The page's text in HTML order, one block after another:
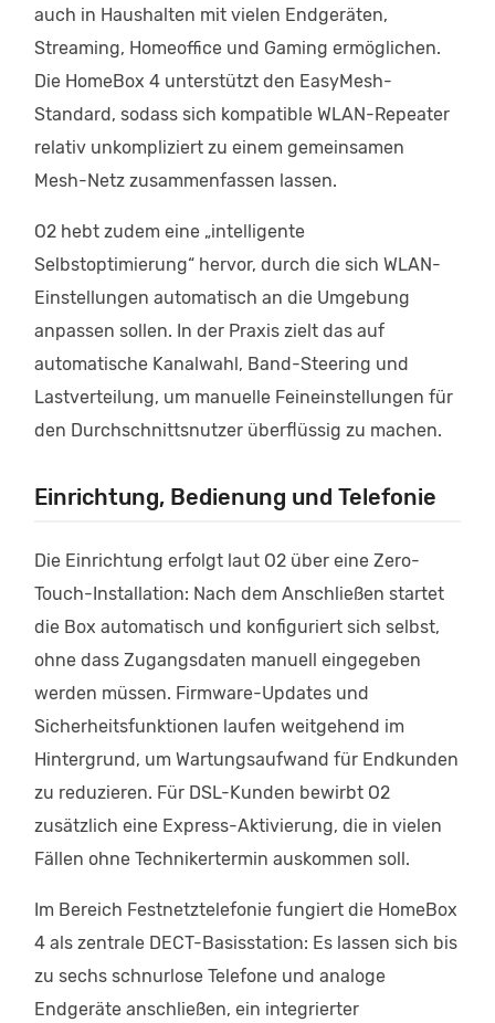
auch in Haushalten mit vielen Endgeräten,
Streaming, Homeoffice und Gaming ermöglichen.
Die HomeBox 4 unterstützt den EasyMesh-
Standard, sodass sich kompatible WLAN-Repeater
relativ unkompliziert zu einem gemeinsamen
Mesh-Netz zusammenfassen lassen.
O2 hebt zudem eine „intelligente
Selbstoptimierung“ hervor, durch die sich WLAN-
Einstellungen automatisch an die Umgebung
anpassen sollen. In der Praxis zielt das auf
automatische Kanalwahl, Band-Steering und
Lastverteilung, um manuelle Feineinstellungen für
den Durchschnittsnutzer überflüssig zu machen.
Einrichtung, Bedienung und Telefonie
Die Einrichtung erfolgt laut O2 über eine Zero-
Touch-Installation: Nach dem Anschließen startet
die Box automatisch und konfiguriert sich selbst,
ohne dass Zugangsdaten manuell eingegeben
werden müssen. Firmware-Updates und
Sicherheitsfunktionen laufen weitgehend im
Hintergrund, um Wartungsaufwand für Endkunden
zu reduzieren. Für DSL-Kunden bewirbt O2
zusätzlich eine Express-Aktivierung, die in vielen
Fällen ohne Technikertermin auskommen soll.
Im Bereich Festnetztelefonie fungiert die HomeBox
4 als zentrale DECT-Basisstation: Es lassen sich bis
zu sechs schnurlose Telefone und analoge
Endgeräte anschließen, ein integrierter